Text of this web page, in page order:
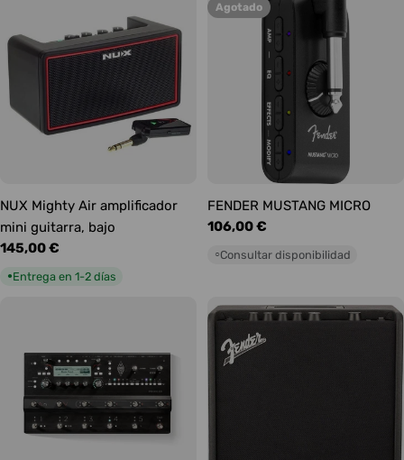
NUX Mighty Air amplificador
mini guitarra, bajo
Precio
145,00 €
●Entrega en 1-2 días
Agotado
FENDER MUSTANG MICRO
Precio
106,00 €
○Consultar disponibilidad